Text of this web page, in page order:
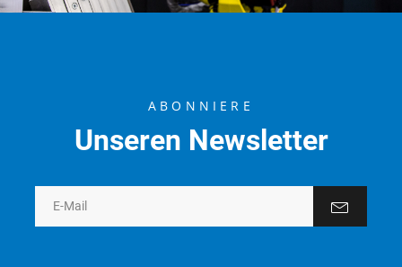
ABONNIERE
Unseren Newsletter